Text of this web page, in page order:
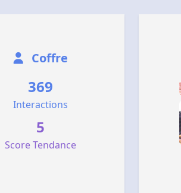
Coffre
369
Interactions
5
Score Tendance